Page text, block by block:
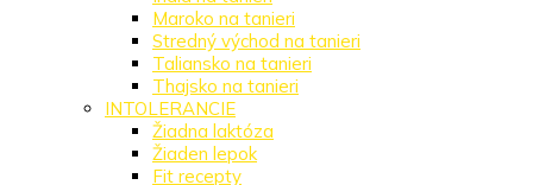
Maroko na tanieri
Stredný východ na tanieri
Taliansko na tanieri
Thajsko na tanieri
INTOLERANCIE
Žiadna laktóza
Žiaden lepok
Fit recepty